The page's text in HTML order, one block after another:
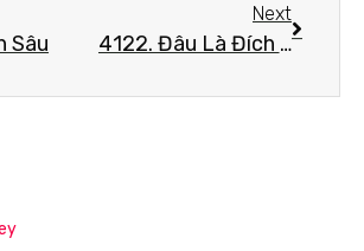
Sâu
Next
4122. Đâu Là Đích Đến Cuộc Đời?